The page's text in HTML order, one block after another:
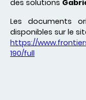
des solutions
Les documents
disponibles sur le
https://
190/full